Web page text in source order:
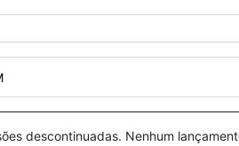
descontinuadas. Nenhum